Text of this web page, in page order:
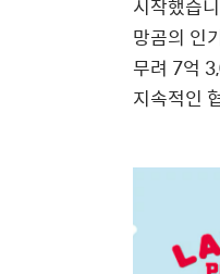
시작했습
망곰의 인
무려 7억
지속적인